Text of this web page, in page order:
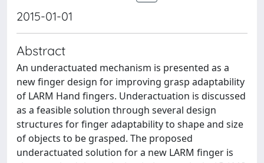
2015-01-01
Abstract
An underactuated mechanism is presented as a
new finger design for improving grasp adaptability
of LARM Hand fingers. Underactuation is discussed
as a feasible solution through several design
structures for finger adaptability to shape and size
of objects to be grasped. The proposed
underactuated solution for a new LARM finger is